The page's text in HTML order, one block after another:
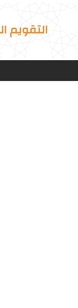
التقويم